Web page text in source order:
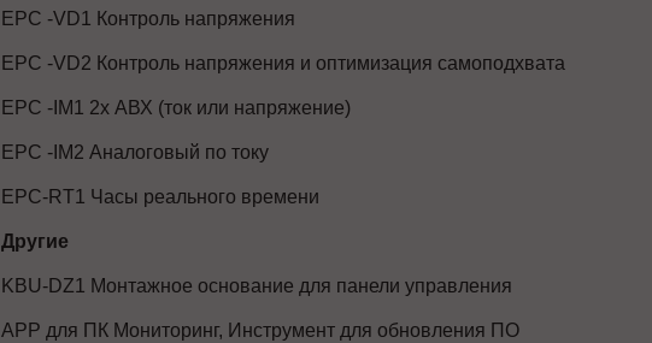
EPC -VD1 Контроль напряжения
EPC -VD2 Контроль напряжения и оптимизация самоподхвата
EPC -IM1 2x АВХ (ток или напряжение)
EPC -IM2 Аналоговый по току
EPC-RT1 Часы реального времени
Другие
KBU-DZ1 Монтажное основание для панели управления
АРР для ПК Мониторинг, Инструмент для обновления ПО